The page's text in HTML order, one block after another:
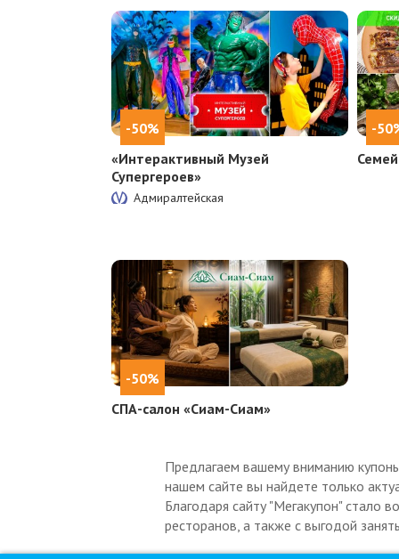
-50%
«Интерактивный Музей
Супергероев»
Адмиралтейская
-
-50%
СПА-салон «Сиам-Сиам»
Предлагаем вашему вниманию
нашем сайте вы найдете только
Благодаря сайту "Мегакупон" стало
ресторанов, а также с выгодой